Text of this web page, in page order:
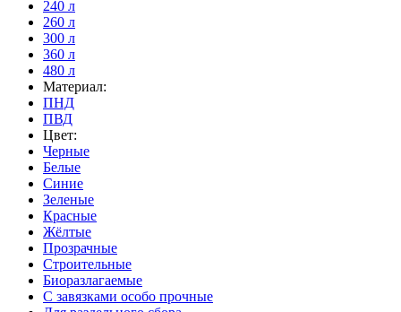
240 л
260 л
300 л
360 л
480 л
Материал:
ПНД
ПВД
Цвет:
Черные
Белые
Синие
Зеленые
Красные
Жёлтые
Прозрачные
Строительные
Биоразлагаемые
С завязками особо прочные